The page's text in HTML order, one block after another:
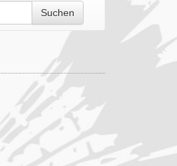
Suchen